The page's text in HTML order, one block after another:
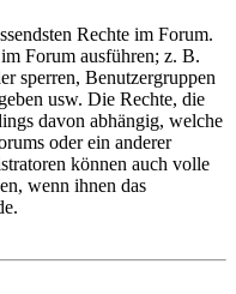
Rechte im Forum.
Forum ausführen; z. B.
sperren, Benutzergruppen
usw. Die Rechte, die
davon abhängig, welche
oder ein anderer
können auch volle
wenn ihnen das